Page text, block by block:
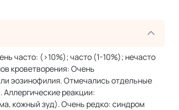
часто: (>10%); часто (1-10%); нечасто
кроветворения: Очень
эозинофилия. Отмечались отдельные
Аллергические реакции:
кожный зуд). Очень редко: синдром